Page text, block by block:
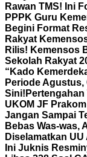
Rawan TMS! Ini
PPPK Guru
Begini Format
Rakyat
Rilis! Kemensos
Sekolah Rakyat
“Kado
Periode Agustus,
Sini!
UKOM JF
Jangan Sampai
Bebas Was-was,
Diselamatkan UU
Ini Juknis